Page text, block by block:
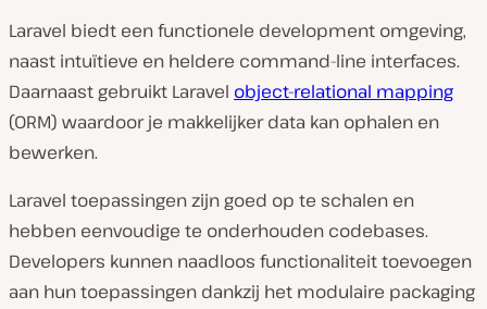
Laravel biedt een functionele development omgeving,
naast intuïtieve en heldere command-line interfaces.
Daarnaast gebruikt Laravel object-relational mapping
(ORM) waardoor je makkelijker data kan ophalen en
bewerken.
Laravel toepassingen zijn goed op te schalen en
hebben eenvoudige te onderhouden codebases.
Developers kunnen naadloos functionaliteit toevoegen
aan hun toepassingen dankzij het modulaire packaging